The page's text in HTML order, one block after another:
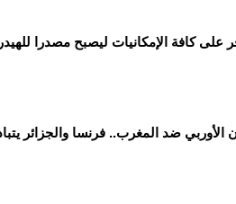
على كافة الإمكانيات ليصبح مصدرا
الأوربي ضد المغرب.. فرنسا والجزائر